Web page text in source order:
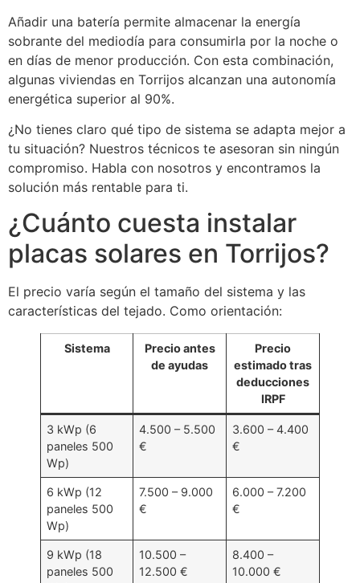
Añadir una batería permite almacenar la energía
sobrante del mediodía para consumirla por la noche o
en días de menor producción. Con esta combinación,
algunas viviendas en Torrijos alcanzan una autonomía
energética superior al 90%.
¿No tienes claro qué tipo de sistema se adapta mejor a
tu situación? Nuestros técnicos te asesoran sin ningún
compromiso. Habla con nosotros y encontramos la
solución más rentable para ti.
¿Cuánto cuesta instalar
placas solares en Torrijos?
El precio varía según el tamaño del sistema y las
características del tejado. Como orientación:
Sistema
Precio antes
de ayudas
Precio
estimado tras
deducciones
IRPF
3 kWp (6
paneles 500
Wp)
4.500 – 5.500
€
3.600 – 4.400
€
6 kWp (12
paneles 500
Wp)
7.500 – 9.000
€
6.000 – 7.200
€
9 kWp (18
paneles 500
10.500 –
12.500 €
8.400 –
10.000 €